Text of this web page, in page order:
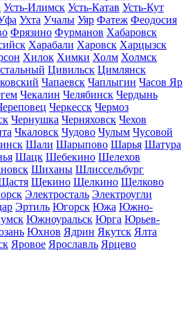
Усть-Илимск Усть-Катав Усть-Кут
Ухта Учалы Уяр Фатеж Феодосия
Фрязино Фурманов Хабаровск
Харабали Харовск Харцызск
Хилок Химки Холм Холмск
Цивильск Цимлянск
Чапаевск Чаплыгин Часов Яр
Чекалин Челябинск Чердынь
Черкесск Чермоз
Чернушка Черняховск Чехов
Чкаловск Чудово Чулым Чусовой
Шали Шарыпово Шарья Шатура
Шацк Шебекино Шелехов
Шиханы Шлиссельбург
Щекино Щелкино Щелково
Электросталь Электроугли
Эртиль Югорск Южа Южно-
Южноуральск Юрга Юрьев-
Юхнов Ядрин Якутск Ялта
Яровое Ярославль Ярцево